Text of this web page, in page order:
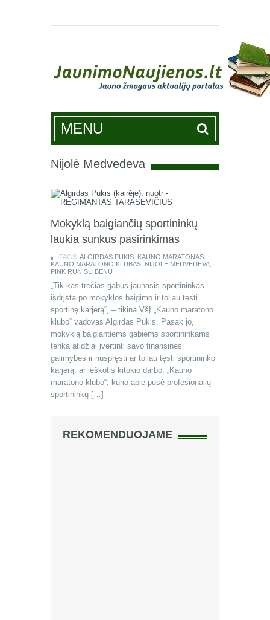
Jaunimonaujienos.lt
MENU
Nijolė Medvedeva
Mokyklą baigiančių sportininkų
laukia sunkus pasirinkimas
TAGS: ALGIRDAS PUKIS KAUNO MARATONAS
KAUNO MARATONO KLUBAS NIJOLĖ MEDVEDEVA
PINK RUN SU BENU
„Tik kas trečias gabus jaunasis sportininkas
išdrįsta po mokyklos baigimo ir toliau tęsti
sportinę karjerą“, – tikina VšĮ „Kauno maratono
klubo“ vadovas Algirdas Pukis. Pasak jo,
mokyklą baigiantiems gabiems sportininkams
tenka atidžiai įvertinti savo finansines
galimybes ir nuspręsti ar toliau tęsti sportininko
karjerą, ar ieškotis kitokio darbo. „Kauno
maratono klubo“, kurio apie pusė profesionalių
sportininkų […]
REKOMENDUOJAME